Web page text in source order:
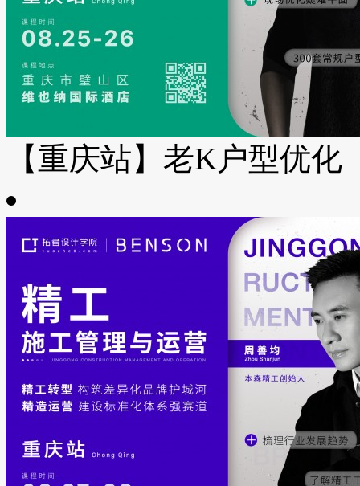
【重庆站】老K户型优化